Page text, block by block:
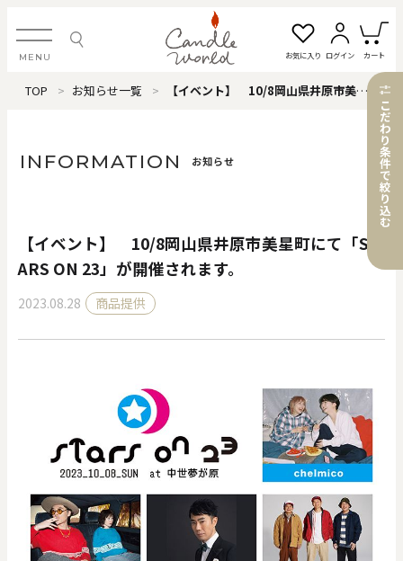
MENU お気に入り ログイン カート
ログイン・新規会員登録
すべてのアイテム
カテゴリから探す
20000
円 ～ 円
クリア OK
TOP お知らせ一覧 【イベント】 10/8岡山県井原市美星町にて「STARS ON 23」が開催されます。
INFORMATION お知らせ
【イベント】 10/8岡山県井原市美星町にて「ST
ARS ON 23」が開催されます。
2023.08.28 商品提供
こ
だ
わ
り
条
件
で
絞
り
込
む